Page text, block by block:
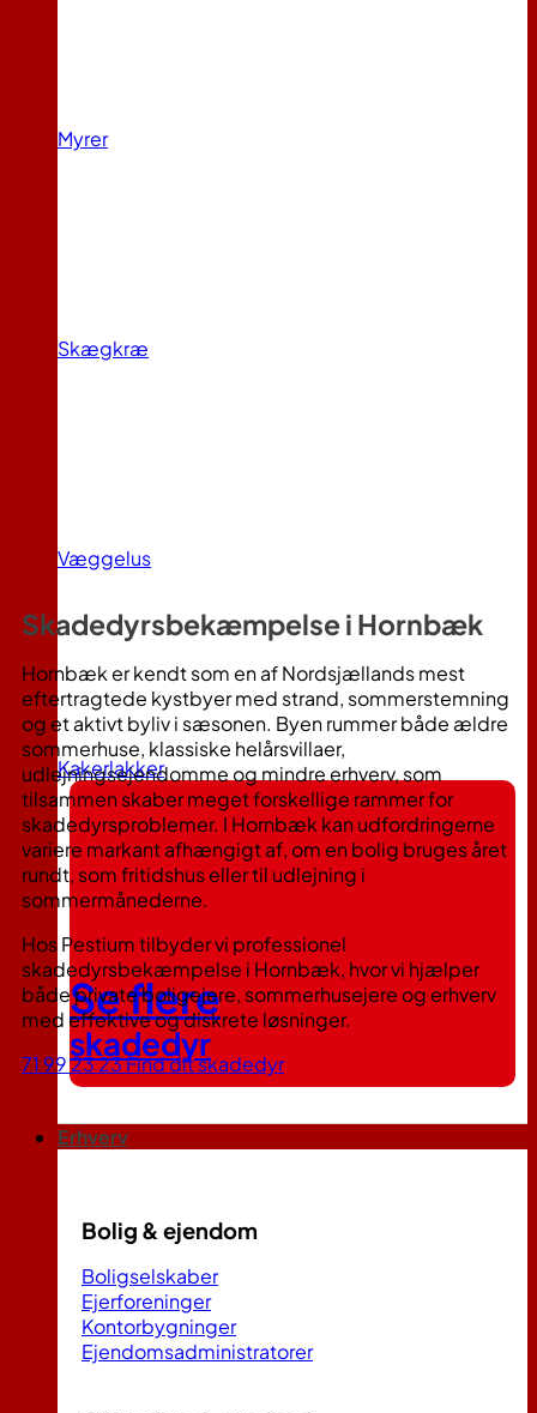
Myrer
Skægkræ
Væggelus
Kakerlakker
Se flere
skadedyr
Erhverv
Bolig & ejendom
Boligselskaber
Ejerforeninger
Kontorbygninger
Ejendomsadministratorer
Skadedyrsbekæmpelse i Hornbæk
Hornbæk er kendt som en af Nordsjællands mest
eftertragtede kystbyer med strand, sommerstemning
og et aktivt byliv i sæsonen. Byen rummer både ældre
sommerhuse, klassiske helårsvillaer,
udlejningsejendomme og mindre erhverv, som
tilsammen skaber meget forskellige rammer for
skadedyrsproblemer. I Hornbæk kan udfordringerne
variere markant afhængigt af, om en bolig bruges året
rundt, som fritidshus eller til udlejning i
sommermånederne.
Hos Pestium tilbyder vi professionel
skadedyrsbekæmpelse i Hornbæk, hvor vi hjælper
både private boligejere, sommerhusejere og erhverv
med effektive og diskrete løsninger.
71 99 23 23Find dit skadedyr